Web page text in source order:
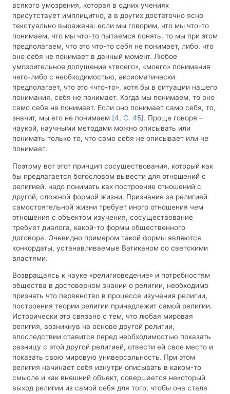
всякого умозрения, которая в одних учениях
присутствует имплицитно, а в других достаточно ясно
текстуально выражена: если мы говорим, что мы что-то
понимаем, что мы что-то пытаемся понять, то мы при этом
предполагаем, что это что-то себя не понимает, либо, что
оно себя не понимает в данный момент. Любое
умозрительное допущение «твоего», «моего» понимания
чего-либо с необходимостью, аксиоматически
предполагает, что это «что-то», хотя бы в ситуации нашего
понимания, себя не понимает. Когда мы понимаем, то оно
само себя не понимает. Если оно понимает само себя, то,
значит, мы его не понимаем [4, С. 45]. Проще говоря –
наукой, научными методами можно описывать или
понимать только то, что само себя не описывает или не
понимает.
Поэтому вот этот принцип сосуществования, который как
бы предлагается богословом вывести для отношений с
религией, надо понимать как построение отношений с
другой, сложной формой жизни. Признание за религией
самостоятельной жизни требует иного отношения чем
отношения с объектом изучения, сосуществование
требует диалога, какой-то формы общественного
договора. Очевидно примером такой формы являются
конкордаты, устанавливаемые Ватиканом со светскими
властями.
Возвращаясь к науке «религиоведение» и потребностям
общества в достоверном знании о религии, необходимо
признать что первенство в процессе изучения религии,
построения теории религии принадлежит самой религии.
Исторически это связано с тем, что любая мировая
религия, возникнув на основе другой религии,
впоследствии ставится перед необходимостью показать
разницу с этой другой религией, отвести ей свое место и
показать свою мировую универсальность. При этом
религия начинает себя изнутри описывать в каком-то
смысле и как внешний объект, совершается некоторый
выход религии из самой себя для того, чтобы она стала